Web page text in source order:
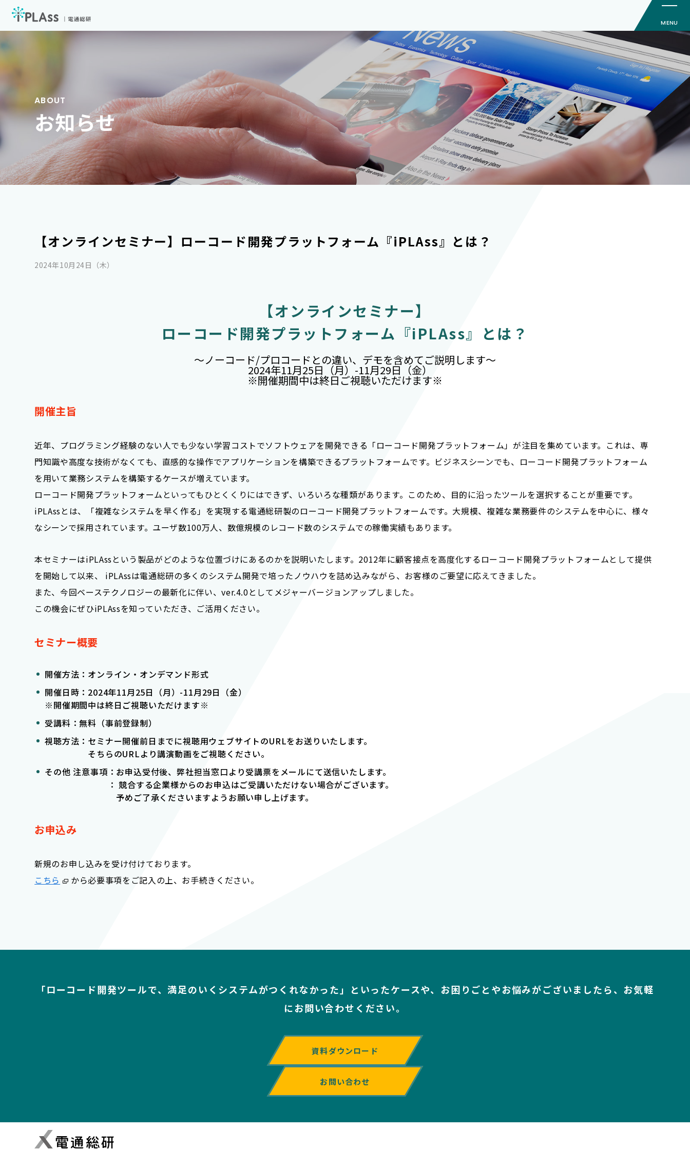
機能
価格
導入事例
サービス
セミナー
お知らせ
【オンラインセミナー】ローコード開発プラットフォーム『iPLAss』とは？
2024年10月24日（木）
【オンラインセミナー】
ローコード開発プラットフォーム『iPLAss』とは？
～ノーコード/プロコードとの違い、デモを含めてご説明します～
2024年11月25日（月）-11月29日（金）
※開催期間中は終日ご視聴いただけます※
開催主旨
近年、プログラミング経験のない人でも少ない学習コストでソフトウェアを開発できる「ローコード開発プラットフォーム」が注目を集めています。これは、専
門知識や高度な技術がなくても、直感的な操作でアプリケーションを構築できるプラットフォームです。ビジネスシーンでも、ローコード開発プラットフォーム
を用いて業務システムを構築するケースが増えています。
ローコード開発プラットフォームといってもひとくくりにはできず、いろいろな種類があります。このため、目的に沿ったツールを選択することが重要です。
iPLAssとは、「複雑なシステムを早く作る」を実現する電通総研製のローコード開発プラットフォームです。大規模、複雑な業務要件のシステムを中心に、様々
なシーンで採用されています。ユーザ数100万人、数億規模のレコード数のシステムでの稼働実績もあります。
本セミナーはiPLAssという製品がどのような位置づけにあるのかを説明いたします。2012年に顧客接点を高度化するローコード開発プラットフォームとして提供
を開始して以来、 iPLAssは電通総研の多くのシステム開発で培ったノウハウを詰め込みながら、お客様のご要望に応えてきました。
また、今回ベーステクノロジーの最新化に伴い、ver.4.0としてメジャーバージョンアップしました。
この機会にぜひiPLAssを知っていただき、ご活用ください。
セミナー概要
開催方法：オンライン・オンデマンド形式
開催日時：2024年11月25日（月）-11月29日（金）
※開催期間中は終日ご視聴いただけます※
受講料：無料（事前登録制）
視聴方法：セミナー開催前日までに視聴用ウェブサイトのURLをお送りいたします。
そちらのURLより講演動画をご視聴ください。
その他 注意事項：お申込受付後、弊社担当窓口より受講票をメールにて送信いたします。
： 競合する企業様からのお申込はご受講いただけない場合がございます。
予めご了承くださいますようお願い申し上げます。
お申込み
新規のお申し込みを受け付けております。
こちら
から必要事項をご記入の上、お手続きください。
「ローコード開発ツールで、満足のいくシステムがつくれなかった」といったケースや、 お困りごとやお悩みがございましたら、お気軽
にお問い合わせください。
資料ダウンロード
お問い合わせ